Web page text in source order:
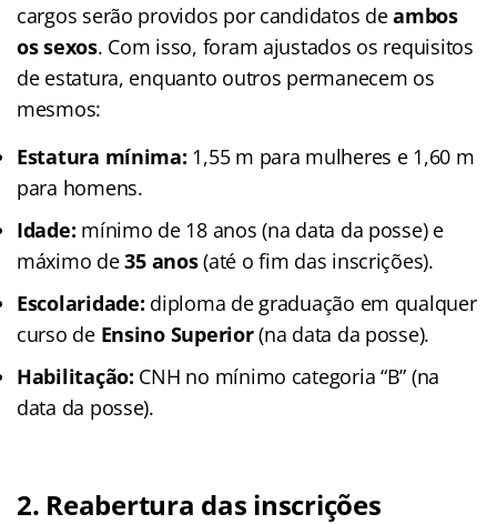
cargos serão providos por candidatos deambos
os sexos. Com isso, foram ajustados os requisitos
de estatura, enquanto outros permanecem os
mesmos:
Estatura mínima: 1,55 m para mulheres e 1,60 m
para homens.
Idade: mínimo de 18 anos (na data da posse) e
máximo de35 anos(até o fim das inscrições).
Escolaridade: diploma de graduação em qualquer
curso de Ensino Superior(na data da posse).
Habilitação: CNH no mínimo categoria “B” (na
data da posse).
2. Reabertura das inscrições